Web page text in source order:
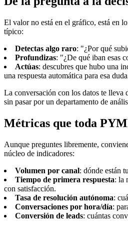
El valor no está en el gráfico, está en
típico:
Detectas algo raro: "¿Por qué
Profundizas: "¿De qué iban esas
Actúas: descubres que hubo una
una respuesta automática para esa
La conversación con los datos te lleva
sin pasar por un departamento de
Métricas que toda
Aunque preguntes libremente,
núcleo de indicadores:
Volumen por canal: dónde están
Tiempo de primera respuesta: la
con satisfacción.
Tasa de resolución autónoma:
Conversaciones por hora/día:
Conversión de leads: cuántas